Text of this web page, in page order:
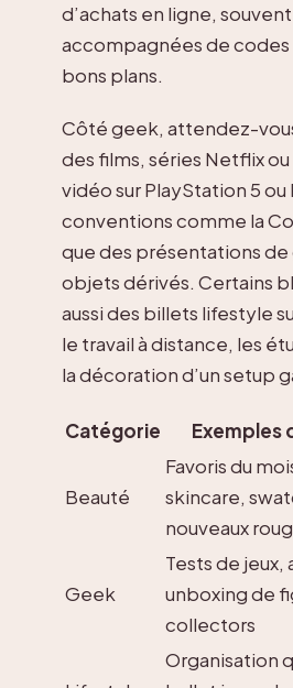
d’achats en ligne, souvent
accompagnées de
bons plans.
Côté geek, attendez-
des films, séries Netflix
vidéo sur PlayStation 5 ou
conventions comme la
que des présentations de
objets dérivés. Certains
aussi des billets lifestyle
le travail à distance, les
la décoration d’un setup
Catégorie Exemples
Beauté
Favoris du
skincare,
nouveaux
Geek
Tests de jeux,
unboxing de
collectors
Organisation